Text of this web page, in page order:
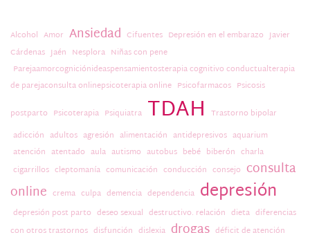
Alcohol Amor Ansiedad Cifuentes Depresión en el embarazo Javier
Cárdenas Jaén Nesplora Niñas con pene
Parejaamorcogniciónideaspensamientosterapia cognitivo conductualterapia
de parejaconsulta onlinepsicoterapia online Psicofarmacos Psicosis
postparto Psicoterapia Psiquiatra TDAH Trastorno bipolar
adicción adultos agresión alimentación antidepresivos aquarium
atención atentado aula autismo autobus bebé biberón charla
cigarrillos cleptomanía comunicación conducción consejo consulta
online crema culpa demencia dependencia depresión
depresión post parto deseo sexual destructivo. relación dieta diferencias